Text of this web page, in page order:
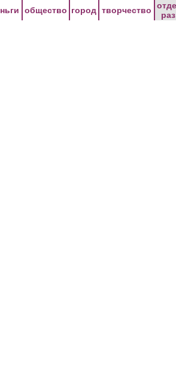
общество город творчество